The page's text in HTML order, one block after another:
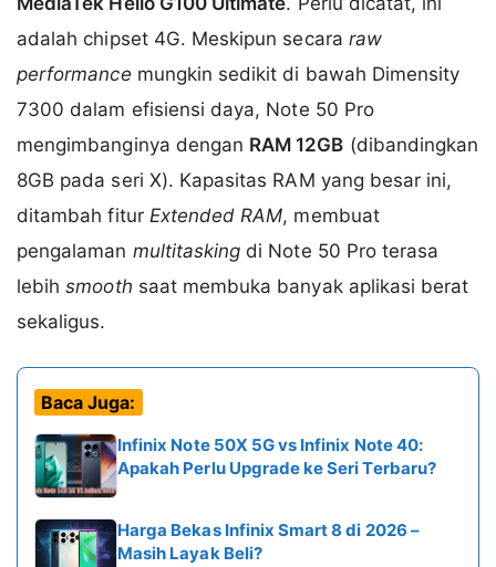
adalah chipset 4G. Meskipun secara raw
performance mungkin sedikit di bawah Dimensity
7300 dalam efisiensi daya, Note 50 Pro
mengimbanginya dengan RAM 12GB (dibandingkan
8GB pada seri X). Kapasitas RAM yang besar ini,
ditambah fitur Extended RAM, membuat
pengalaman multitasking di Note 50 Pro terasa
lebihsmooth saat membuka banyak aplikasi berat
sekaligus.
Baca Juga:
Infinix Note 50X 5G vs Infinix Note 40:
Apakah Perlu Upgrade ke Seri Terbaru?
Harga Bekas Infinix Smart 8 di 2026 –
Masih Layak Beli?